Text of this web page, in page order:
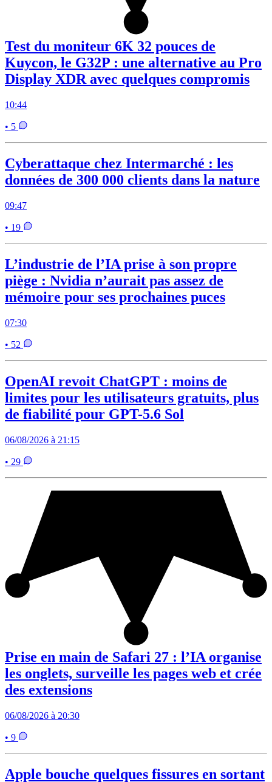
Test du moniteur 6K 32 pouces de
Kuycon, le G32P : une alternative au Pro
Display XDR avec quelques compromis
10:44
• 5
Cyberattaque chez Intermarché : les
données de 300 000 clients dans la nature
09:47
• 19
L’industrie de l’IA prise à son propre
piège : Nvidia n’aurait pas assez de
mémoire pour ses prochaines puces
07:30
• 52
OpenAI revoit ChatGPT : moins de
limites pour les utilisateurs gratuits, plus
de fiabilité pour GPT-5.6 Sol
06/08/2026 à 21:15
• 29
Prise en main de Safari 27 : l’IA organise
les onglets, surveille les pages web et crée
des extensions
06/08/2026 à 20:30
• 9
Apple bouche quelques fissures en sortant